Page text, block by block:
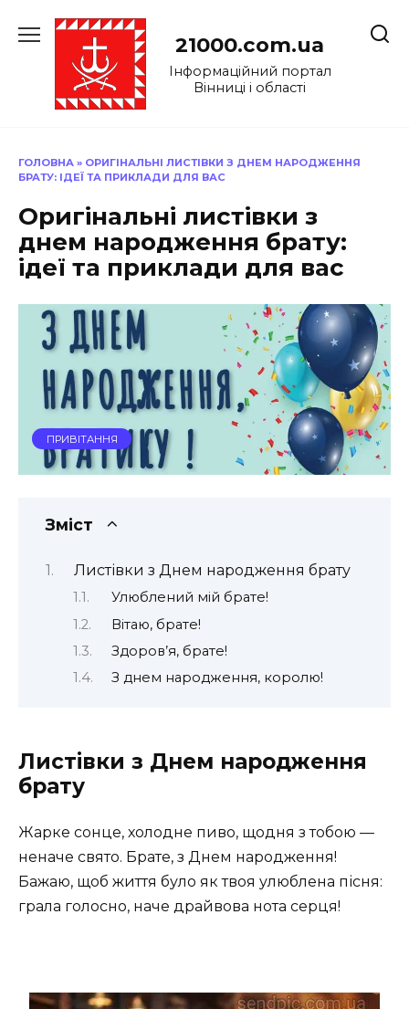
до
21000.com.ua
Інформаційний портал
Вінниці і області
ГОЛОВНА » ОРИГІНАЛЬНІ ЛИСТІВКИ З ДНЕМ НАРОДЖЕННЯ
БРАТУ: ІДЕЇ ТА ПРИКЛАДИ ДЛЯ ВАС
Оригінальні листівки з
днем народження брату:
ідеї та приклади для вас
ПРИВІТАННЯ
Зміст
Листівки з Днем народження брату
Улюблений мій брате!
Вітаю, брате!
Здоров’я, брате!
З днем народження, королю!
Листівки з Днем народження
брату
Жарке сонце, холодне пиво, щодня з тобою —
неначе свято. Брате, з Днем народження!
Бажаю, щоб життя було як твоя улюблена пісня:
грала голосно, наче драйвова нота серця!